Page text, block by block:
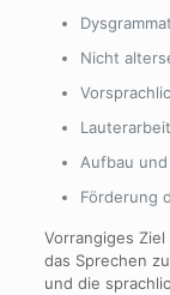
Nicht
Aufbau
Förderung
Vorrangiges
das Sprechen
und die